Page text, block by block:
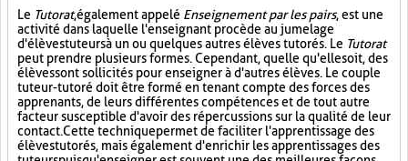
Le Tutorat, également appelé Enseignement par les pairs, est une
activité dans laquelle l'enseignant procède au jumelage
d'élèves tuteurs à un ou quelques autres élèves tutorés. Le Tutorat
peut prendre plusieurs formes. Cependant, quelle qu'elle soit, des
élèves sont sollicités pour enseigner à d'autres élèves. Le couple
tuteur-tutoré doit être formé en tenant compte des forces des
apprenants, de leurs différentes compétences et de tout autre
facteur susceptible d'avoir des répercussions sur la qualité de leur
contact. Cette technique permet de faciliter l'apprentissage des
élèves tutorés, mais également d'enrichir les apprentissages des